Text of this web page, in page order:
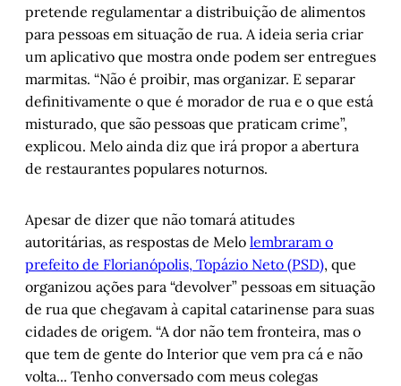
pretende regulamentar a distribuição de alimentos
para pessoas em situação de rua. A ideia seria criar
um aplicativo que mostra onde podem ser entregues
marmitas. “Não é proibir, mas organizar. E separar
definitivamente o que é morador de rua e o que está
misturado, que são pessoas que praticam crime”,
explicou. Melo ainda diz que irá propor a abertura
de restaurantes populares noturnos.
Apesar de dizer que não tomará atitudes
autoritárias, as respostas de Melo lembraram o
prefeito de Florianópolis, Topázio Neto (PSD), que
organizou ações para “devolver” pessoas em situação
de rua que chegavam à capital catarinense para suas
cidades de origem. “A dor não tem fronteira, mas o
que tem de gente do Interior que vem pra cá e não
volta... Tenho conversado com meus colegas